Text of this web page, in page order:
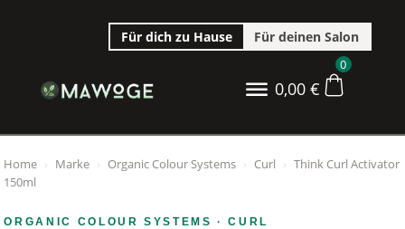
Für dich zu Hause Für deinen Salon
0,00 €
0
Home › Marke › Organic Colour Systems › Curl › Think Curl Activator
150ml
ORGANIC COLOUR SYSTEMS · CURL